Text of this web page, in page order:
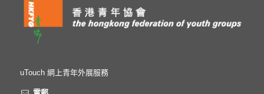
uTouch 網上青年外展服務